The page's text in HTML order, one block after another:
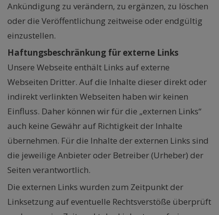
Ankündigung zu verändern, zu ergänzen, zu löschen
oder die Veröffentlichung zeitweise oder endgültig
einzustellen.
Haftungsbeschränkung für externe Links
Unsere Webseite enthält Links auf externe
Webseiten Dritter. Auf die Inhalte dieser direkt oder
indirekt verlinkten Webseiten haben wir keinen
Einfluss. Daher können wir für die „externen Links“
auch keine Gewähr auf Richtigkeit der Inhalte
übernehmen. Für die Inhalte der externen Links sind
die jeweilige Anbieter oder Betreiber (Urheber) der
Seiten verantwortlich.
Die externen Links wurden zum Zeitpunkt der
Linksetzung auf eventuelle Rechtsverstöße überprüft